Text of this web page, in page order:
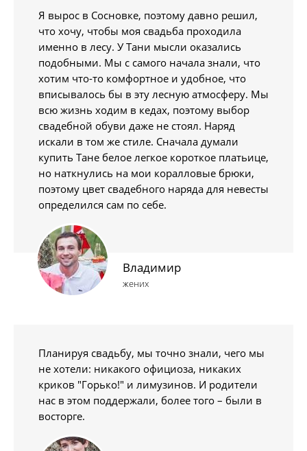
Я вырос в Сосновке, поэтому давно решил,
что хочу, чтобы моя свадьба проходила
именно в лесу. У Тани мысли оказались
подобными. Мы с самого начала знали, что
хотим что-то комфортное и удобное, что
вписывалось бы в эту лесную атмосферу. Мы
всю жизнь ходим в кедах, поэтому выбор
свадебной обуви даже не стоял. Наряд
искали в том же стиле. Сначала думали
купить Тане белое легкое короткое платьице,
но наткнулись на мои коралловые брюки,
поэтому цвет свадебного наряда для невесты
определился сам по себе.
Владимир
жених
Планируя свадьбу, мы точно знали, чего мы
не хотели: никакого официоза, никаких
криков "Горько!" и лимузинов. И родители
нас в этом поддержали, более того – были в
восторге.